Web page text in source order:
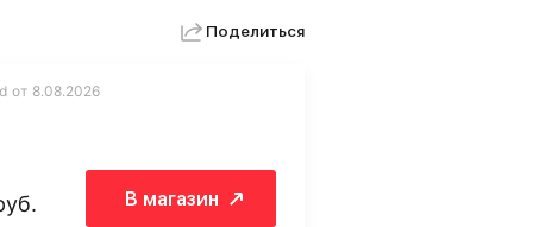
Поделиться
от 8.08.2026
В магазин